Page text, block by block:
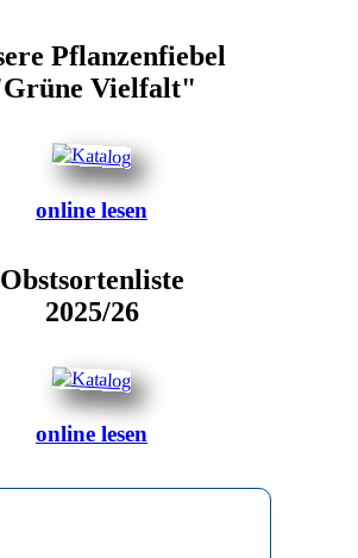
Pflanzenfiebel
Vielfalt"
online lesen
Obstsortenliste
2025/26
online lesen